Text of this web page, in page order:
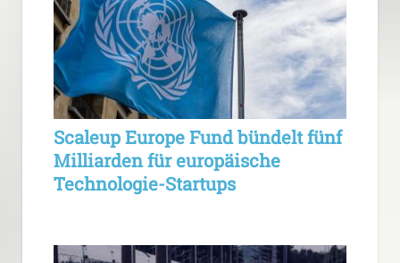
Scaleup Europe Fund bündelt fünf
Milliarden für europäische
Technologie-Startups